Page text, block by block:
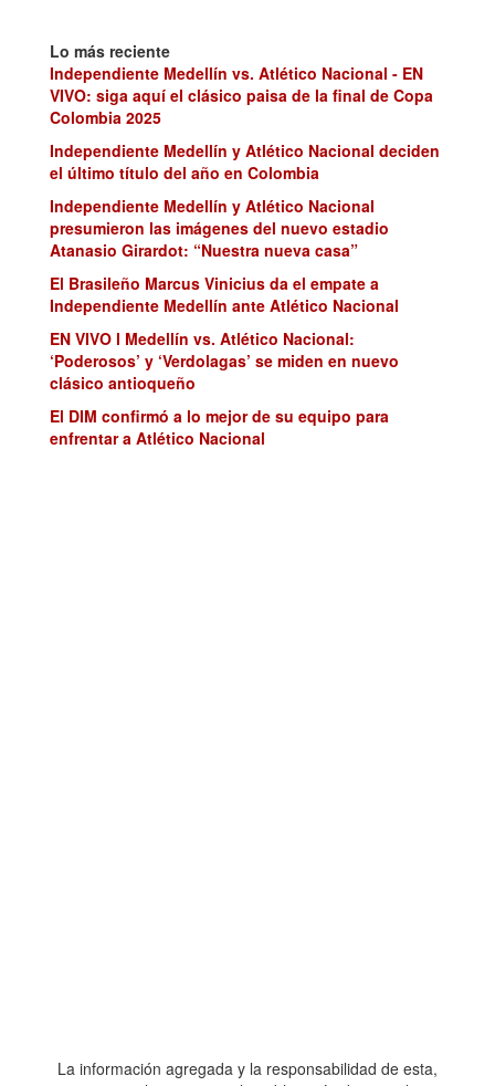
Lo más reciente
Independiente Medellín vs. Atlético Nacional - EN
VIVO: siga aquí el clásico paisa de la final de Copa
Colombia 2025
Independiente Medellín y Atlético Nacional deciden
el último título del año en Colombia
Independiente Medellín y Atlético Nacional
presumieron las imágenes del nuevo estadio
Atanasio Girardot: “Nuestra nueva casa”
El Brasileño Marcus Vinicius da el empate a
Independiente Medellín ante Atlético Nacional
EN VIVO l Medellín vs. Atlético Nacional:
‘Poderosos’ y ‘Verdolagas’ se miden en nuevo
clásico antioqueño
El DIM confirmó a lo mejor de su equipo para
enfrentar a Atlético Nacional
La información agregada y la responsabilidad de esta,